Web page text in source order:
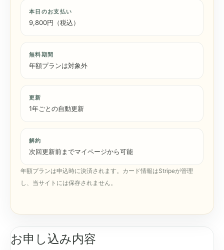
本日のお支払い
9,800円（税込）
無料期間
年額プランは対象外
更新
1年ごとの自動更新
解約
次回更新前までマイページから可能
年額プランは申込時に決済されます。カード情報はStripeが管理
し、当サイトには保存されません。
お申し込み内容